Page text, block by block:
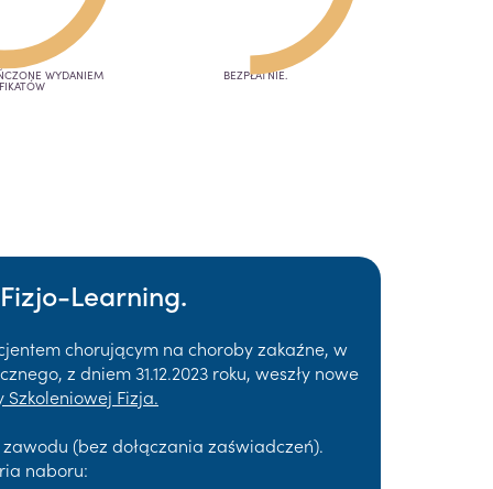
WYDANIEM BEZPŁATNIE.
Learning.
chorującym na choroby zakaźne, w
z dniem 31.12.2023 roku, weszły nowe
Fizja.
(bez dołączania zaświadczeń).
naboru: